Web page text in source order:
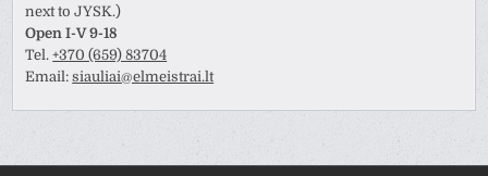
next to JYSK.)
Open I-V 9-18
Tel.+370 (659) 83704
Email:siauliai@elmeistrai.lt